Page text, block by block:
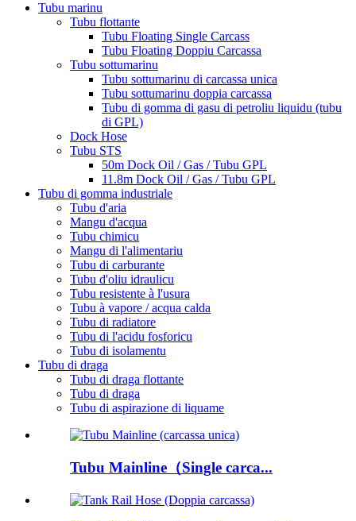
Tubu marinu
Tubu flottante
Tubu Floating Single Carcass
Tubu Floating Doppiu Carcassa
Tubu sottumarinu
Tubu sottumarinu di carcassa unica
Tubu sottumarinu doppia carcassa
Tubu di gomma di gasu di petroliu liquidu (tubu
di GPL)
Dock Hose
Tubu STS
50m Dock Oil / Gas / Tubu GPL
11.8m Dock Oil / Gas / Tubu GPL
Tubu di gomma industriale
Tubu d'aria
Mangu d'acqua
Tubu chimicu
Mangu di l'alimentariu
Tubu di carburante
Tubu d'oliu idraulicu
Tubu resistente à l'usura
Tubu à vapore / acqua calda
Tubu di radiatore
Tubu di l'acidu fosforicu
Tubu di isolamentu
Tubu di draga
Tubu di draga flottante
Tubu di draga
Tubu di aspirazione di liquame
Tubu Mainline（Single carca...